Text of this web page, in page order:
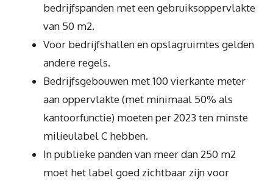
bedrijfspanden met een gebruiksoppervlakte
van 50 m2.
Voor bedrijfshallen en opslagruimtes gelden
andere regels.
Bedrijfsgebouwen met 100 vierkante meter
aan oppervlakte (met minimaal 50% als
kantoorfunctie) moeten per 2023 ten minste
milieulabel C hebben.
In publieke panden van meer dan 250 m2
moet het label goed zichtbaar zijn voor